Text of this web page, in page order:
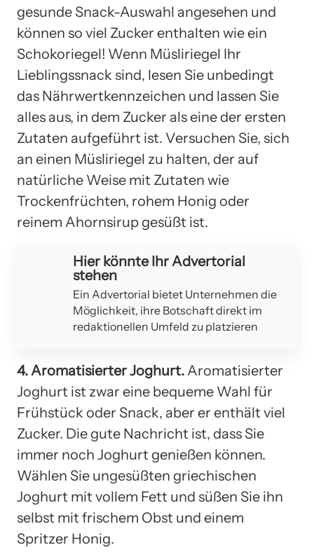
gesunde Snack-Auswahl angesehen und
können so viel Zucker enthalten wie ein
Schokoriegel! Wenn Müsliriegel Ihr
Lieblingssnack sind, lesen Sie unbedingt
das Nährwertkennzeichen und lassen Sie
alles aus, in dem Zucker als eine der ersten
Zutaten aufgeführt ist. Versuchen Sie, sich
an einen Müsliriegel zu halten, der auf
natürliche Weise mit Zutaten wie
Trockenfrüchten, rohem Honig oder
reinem Ahornsirup gesüßt ist.
Hier könnte Ihr Advertorial
stehen
Ein Advertorial bietet Unternehmen die
Möglichkeit, ihre Botschaft direkt im
redaktionellen Umfeld zu platzieren
4. Aromatisierter Joghurt. Aromatisierter
Joghurt ist zwar eine bequeme Wahl für
Frühstück oder Snack, aber er enthält viel
Zucker. Die gute Nachricht ist, dass Sie
immer noch Joghurt genießen können.
Wählen Sie ungesüßten griechischen
Joghurt mit vollem Fett und süßen Sie ihn
selbst mit frischem Obst und einem
Spritzer Honig.